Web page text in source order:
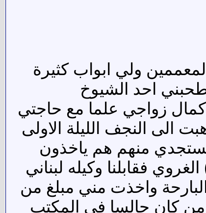
ولي ابواب كثيرة
..... الرحلة الاولى الى النجف (في سنة 1996 اصطحبني احد الشيوخ
زواجي علما مع حاجتي
النجف الليلة الاولى
لنستجدي منهم هم ياخذون
فقابلنا وكيله لبناني
واخذت مني مبلغ من
كان جالسا في المكتب